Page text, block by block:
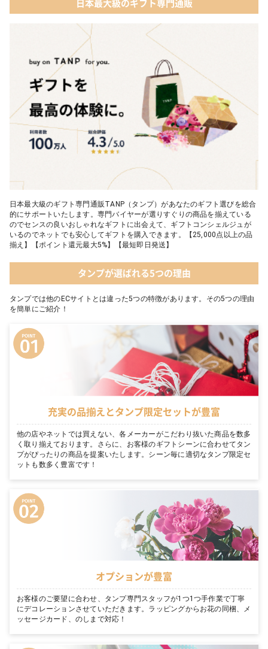
05 レディースアクセサリー
03 WEEKBOOK【温泉を超えた入浴剤】
04 テディベア&誕生石オープンハート
05【名入れギフト】toilette(トワレ)
日本最大級のギフト専門通販TANP（タンプ）があなたのギフト選びを総合
的にサポートいたします。専門バイヤーが選りすぐりの商品を揃えている
のでセンスの良いおしゃれなギフトに出会えて、ギフトコンシェルジュが
いるのでネットでも安心してギフトを購入できます。【25,000点以上の品
揃え】【ポイント還元最大5%】【最短即日発送】
タンプが選ばれる5つの理由
タンプでは他のECサイトとは違った5つの特徴があります。その5つの理由
を簡単にご紹介！
充実の品揃えとタンプ限定セットが豊富
他の店やネットでは買えない、各メーカーがこだわり抜いた商品を数多
く取り揃えております。さらに、お客様のギフトシーンに合わせてタン
プがぴったりの商品を提案いたします。シーン毎に適切なタンプ限定セ
ットも数多く豊富です！
オプションが豊富
お客様のご要望に合わせ、タンプ専門スタッフが1つ1つ手作業で丁寧
にデコレーションさせていただきます。ラッピングからお花の同梱、メ
ッセージカード、のしまで対応！